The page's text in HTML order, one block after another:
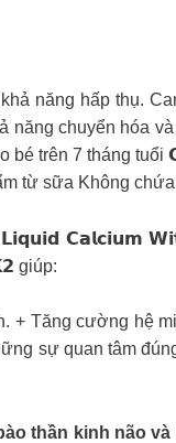
năng hấp thụ.
chuyển hóa
bé trên 7 tháng
từ sữa Không
𝗟𝗶𝗾𝘂𝗶𝗱 𝗖𝗮𝗹𝗰𝗶𝘂𝗺
giúp:
+ Tăng cường hệ
sự quan tâm
thần kinh não